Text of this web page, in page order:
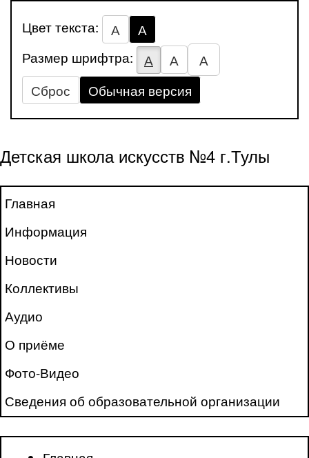
Цвет текста: А
А
Размер шрифтра:
А А
А
Сброс
Обычная версия
Детская школа искусств №4 г.Тулы
Главная
Информация
Новости
Коллективы
Аудио
О приёме
Фото-Видео
Сведения об образовательной организации